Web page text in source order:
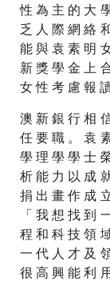
性 為 主 的 大
乏 人 際 網 絡
能 與 袁 素 明
新 獎 學 金 上
女 性 考 慮 報
澳 新 銀 行 相
任 要 職 。 袁
學 理 學 學 士
析 能 力 以 成
捐 出 畫 作 成
「 我 想 找 到
程 和 科 技 領
一 代 人 才 及
很 高 興 能 利